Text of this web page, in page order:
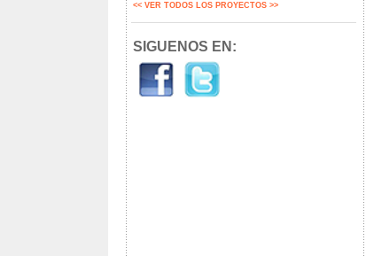
<< VER TODOS LOS PROYECTOS >>
SIGUENOS EN: